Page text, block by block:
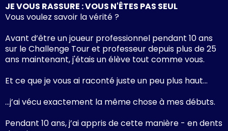
JE VOUS RASSURE : VOUS N'ÊTES PAS SEUL
Vous voulez savoir la vérité ?
Avant d’être un joueur professionnel pendant 10 ans
sur le Challenge Tour et professeur depuis plus de 25
ans maintenant, j'étais un élève tout comme vous.
Et ce que je vous ai raconté juste un peu plus haut…
…j’ai vécu exactement la même chose à mes débuts.
Pendant 10 ans, j’ai appris de cette manière - en dents